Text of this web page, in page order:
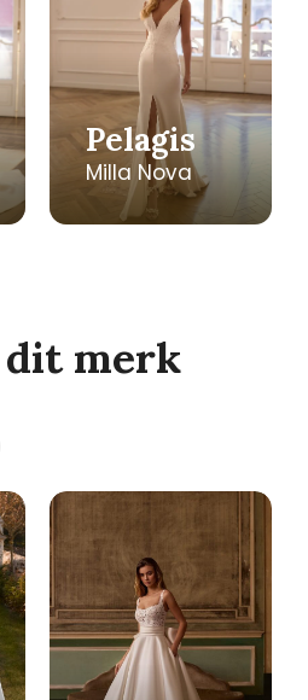
Pelagis
Milla Nova
dit merk